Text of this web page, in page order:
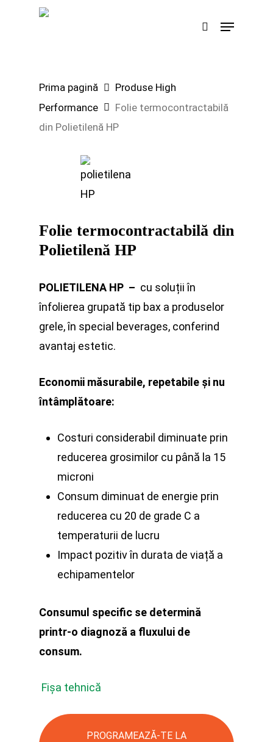
search
Menu
Prima pagină
Produse High
Performance
Folie termocontractabilă
din Polietilenă HP
Folie termocontractabilă din
Polietilenă HP
POLIETILENA HP – cu soluții în
înfolierea grupată tip bax a produselor
grele, în special beverages, conferind
avantaj estetic.
Economii măsurabile, repetabile și nu
întâmplătoare:
Costuri considerabil diminuate prin
reducerea grosimilor cu până la 15
microni
Consum diminuat de energie prin
reducerea cu 20 de grade C a
temperaturii de lucru
Impact pozitiv în durata de viață a
echipamentelor
Consumul specific se determină
printr-o diagnoză a fluxului de
consum.
Fișa tehnică
PROGRAMEAZĂ-TE LA